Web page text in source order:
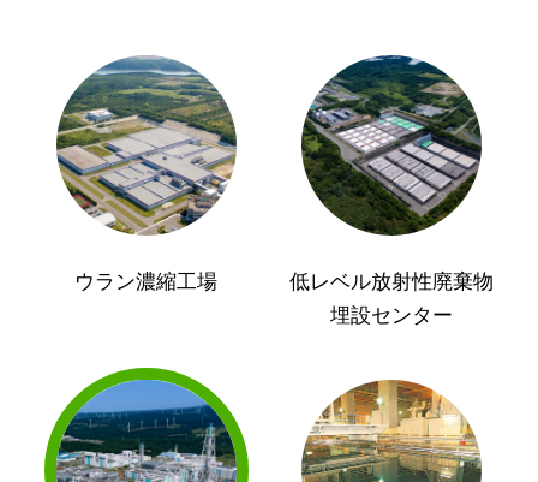
ウラン濃縮工場
低レベル放射性廃棄物
埋設センター